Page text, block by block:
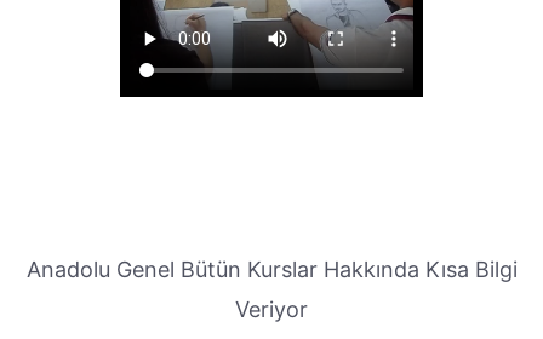
Anadolu Genel Bütün Kurslar Hakkında Kısa Bilgi
Veriyor